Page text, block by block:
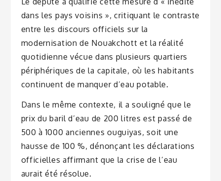
dans les pays voisins », critiquant le contraste
entre les discours officiels sur la
modernisation de Nouakchott et la réalité
quotidienne vécue dans plusieurs quartiers
périphériques de la capitale, où les habitants
continuent de manquer d’eau potable.
Dans le même contexte, il a souligné que le
prix du baril d’eau de 200 litres est passé de
500 à 1000 anciennes ouguiyas, soit une
hausse de 100 %, dénonçant les déclarations
officielles affirmant que la crise de l’eau
aurait été résolue.